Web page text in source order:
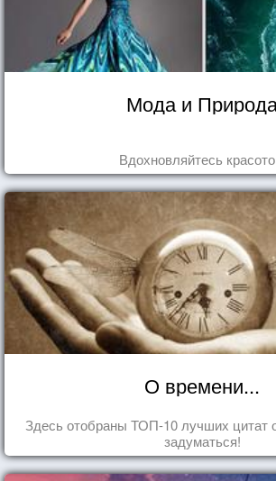
Мода и
Вдохновляйтесь
О времени...
Здесь отобраны ТОП-10 лучших цитат
задуматься!